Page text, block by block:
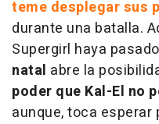
teme desplegar sus
durante una batalla.
Supergirl haya pasado
natal abre la
poder que Kal-El no
aunque, toca esperar